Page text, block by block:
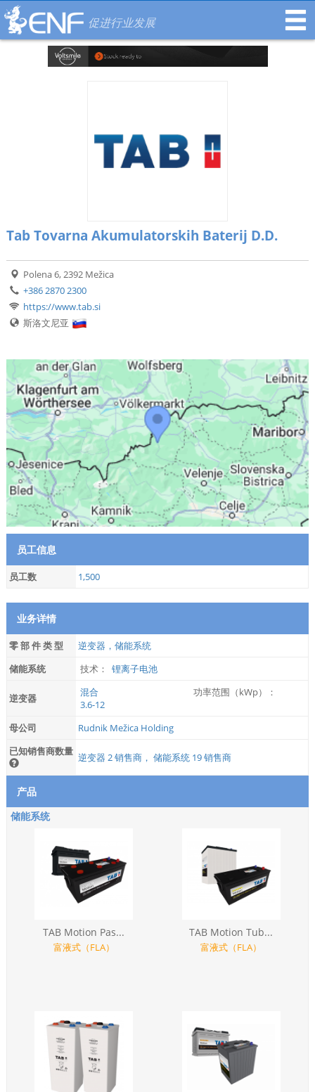
促进行业发展
Tab Tovarna Akumulatorskih Baterij D.D.
Polena 6, 2392 Mežica
+386 2870 2300
https://www.tab.si
斯洛文尼亚
员工信息
员工数 1,500
业务详情
零 部 件 类 型
逆变器，储能系统
储能系统
技术： 锂离子电池
逆变器 混合
功率范围（kWp）：
3.6-12
母公司
Rudnik Mežica Holding
已知销售商数量 逆变器 2 销售商， 储能系统 19 销售商
产品
储能系统
TAB Motion Pas...
富液式（FLA）
TAB Motion Tub...
富液式（FLA）